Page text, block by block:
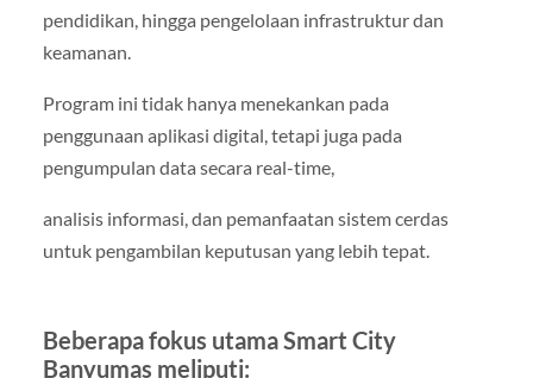
pendidikan, hingga pengelolaan infrastruktur dan
keamanan.
Program ini tidak hanya menekankan pada
penggunaan aplikasi digital, tetapi juga pada
pengumpulan data secara real-time,
analisis informasi, dan pemanfaatan sistem cerdas
untuk pengambilan keputusan yang lebih tepat.
Beberapa fokus utama Smart City
Banyumas meliputi: